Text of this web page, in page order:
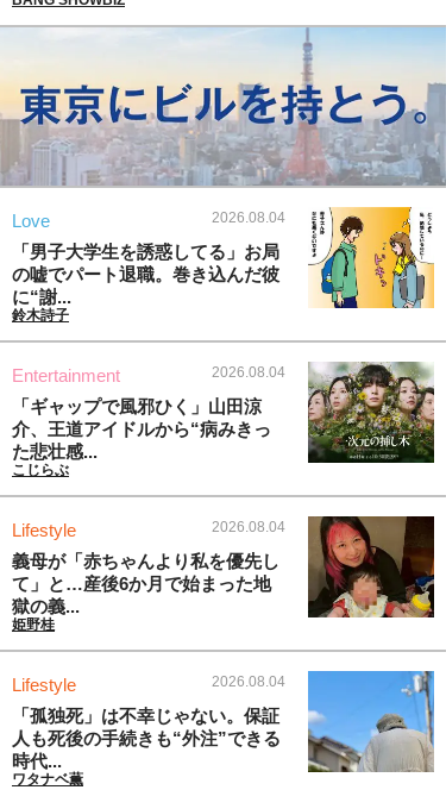
Love 2026.08.04
「男子大学生を誘惑してる」お局
の嘘でパート退職。巻き込んだ彼
に“謝...
鈴木詩子
Entertainment 2026.08.04
「ギャップで風邪ひく」山田涼
介、王道アイドルから“病みきっ
た悲壮感...
こじらぶ
Lifestyle 2026.08.04
義母が「赤ちゃんより私を優先し
て」と…産後6か月で始まった地
獄の義...
姫野桂
Lifestyle 2026.08.04
「孤独死」は不幸じゃない。保証
人も死後の手続きも“外注”できる
時代...
ワタナベ薫